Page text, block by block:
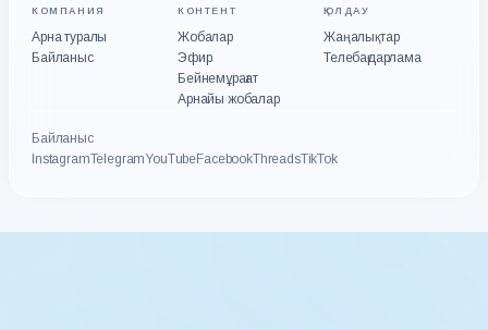
КОМПАНИЯ
Арна туралы
Байланыс
КОНТЕНТ
Жобалар
Эфир
Бейнемұрағат
Арнайы жобалар
ҚОЛДАУ
Жаңалықтар
Телебағдарлама
Байланыс
InstagramTelegramYouTubeFacebookThreadsTikTok